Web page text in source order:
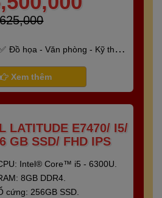
Đồ họa - Văn phòng - Kỹ thuật
6 tháng
Xem thêm
LATITUDE E7470/ I5/
GB SSD/ FHD IPS
Intel® Core™ i5 - 6300U.
8GB DDR4.
cứng: 256GB SSD.